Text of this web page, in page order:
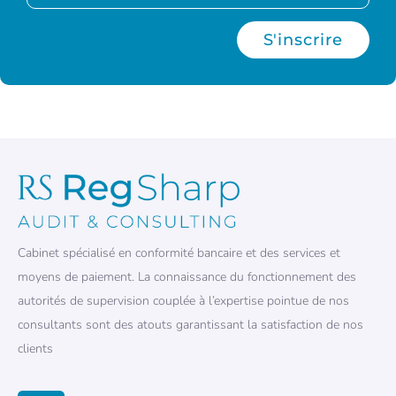
S'inscrire
Cabinet spécialisé en conformité bancaire et des services et
moyens de paiement. La connaissance du fonctionnement des
autorités de supervision couplée à l’expertise pointue de nos
consultants sont des atouts garantissant la satisfaction de nos
clients